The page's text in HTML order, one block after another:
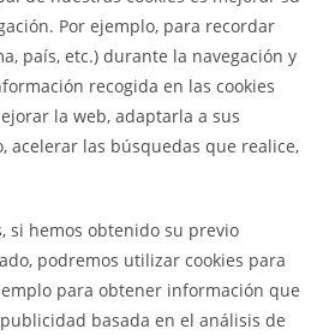
Por ejemplo, para recordar
país, etc.) durante la navegación y
recogida en las cookies
la web, adaptarla a sus
acelerar las búsquedas que realice,
si hemos obtenido su previo
podremos utilizar cookies para
para obtener información que
basada en el análisis de